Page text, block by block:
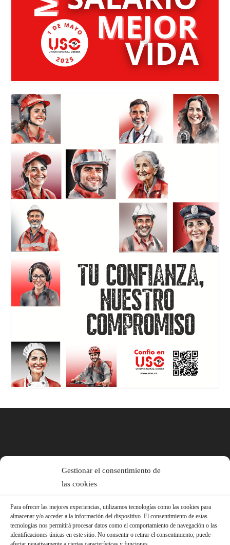
Gestionar el consentimiento de
las cookies
Para ofrecer las mejores experiencias, utilizamos tecnologías como las cookies para
almacenar y/o acceder a la información del dispositivo. El consentimiento de estas
tecnologías nos permitirá procesar datos como el comportamiento de navegación o las
identificaciones únicas en este sitio. No consentir o retirar el consentimiento, puede